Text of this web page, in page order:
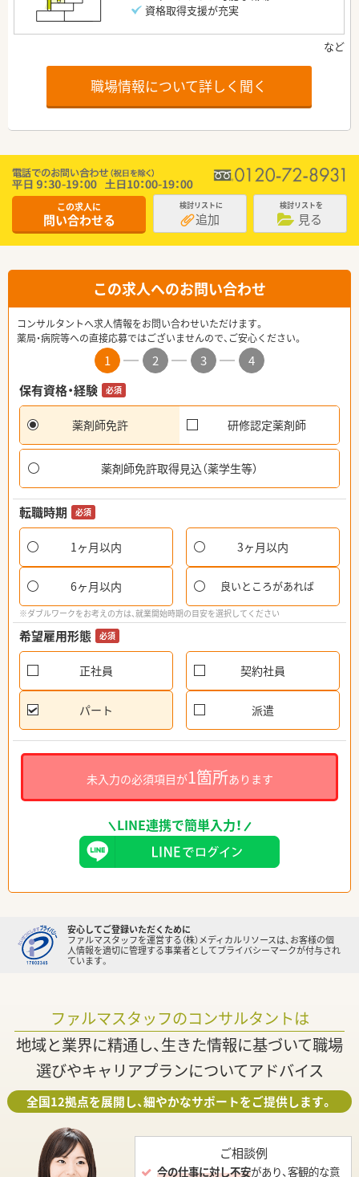
資格取得支援が充実
職場情報について詳しく聞く
この求人に
問い合わせる
検討リストに
追加
検討リストを
見る
この求人へのお問い合わせ
コンサルタントへ求人情報をお問い合わせいただけます。
薬局・病院等への直接応募ではございませんので、ご安心ください。
1 2 3
4
保有資格・経験
必須
薬剤師免許 研修認定薬剤師
薬剤師免許取得見込（薬学生等）
転職時期 必須
1ヶ月以内 3ヶ月以内
6ヶ月以内 良いところがあれば
※ダブルワークをお考えの方は、就業開始時期の目安を選択してください
希望雇用形態 必須
正社員 契約社員
パート 派遣
未入力の必須項目が1箇所あります
LINE連携で簡単入力！
安心してご登録いただくために
ファルマスタッフを運営する（株）メディカルリソースは、お客様の個
人情報を適切に管理する事業者としてプライバシーマークが付与され
ています。
ファルマスタッフのコンサルタントは
地域と業界に精通し、生きた情報に基づいて職場
選びやキャリアプランについてアドバイス
全国12拠点を展開し、細やかなサポートをご提供します。
ご相談例
今の仕事に対し不安があり、客観的な意